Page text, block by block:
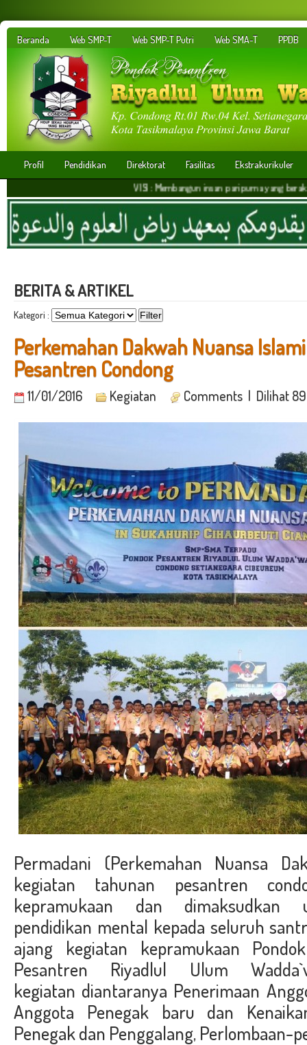
Beranda Web SMP-T Web SMP-T Putri Web SMA-T PPDB
Profil Pendidikan Direktorat Fasilitas
Ekstrakurikuler
VISI : Membangun insan paripurna yang berakhlakul
BERITA & ARTIKEL
Kategori :
Perkemahan Dakwah Nuansa
Pesantren Condong
11/01/2016 Kegiatan Comments | Dilihat
Permadani (Perkemahan Nuansa
kegiatan tahunan pesantren
kepramukaan dan dimaksudkan
pendidikan mental kepada seluruh
ajang kegiatan kepramukaan
Pesantren Riyadlul Ulum
kegiatan diantaranya Penerimaan
Anggota Penegak baru dan
Penegak dan Penggalang, Perlombaan-